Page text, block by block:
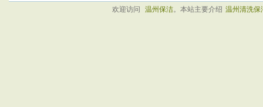
欢迎访问 温州保洁。本站主要介绍 温州清洗保